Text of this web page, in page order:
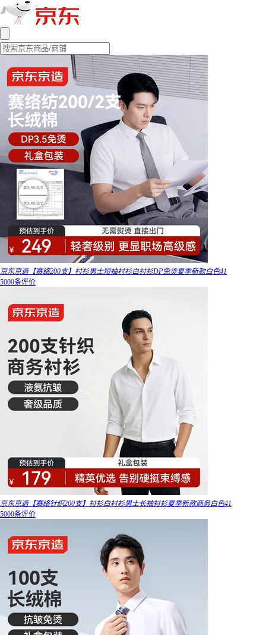
京东京造【赛络200支】衬衫男士短袖衬衫白衬衫DP免烫夏季新款白色41
5000条评价
京东京造【赛络针织200支】衬衫白衬衫男士长袖衬衫夏季新款商务白色41
5000条评价